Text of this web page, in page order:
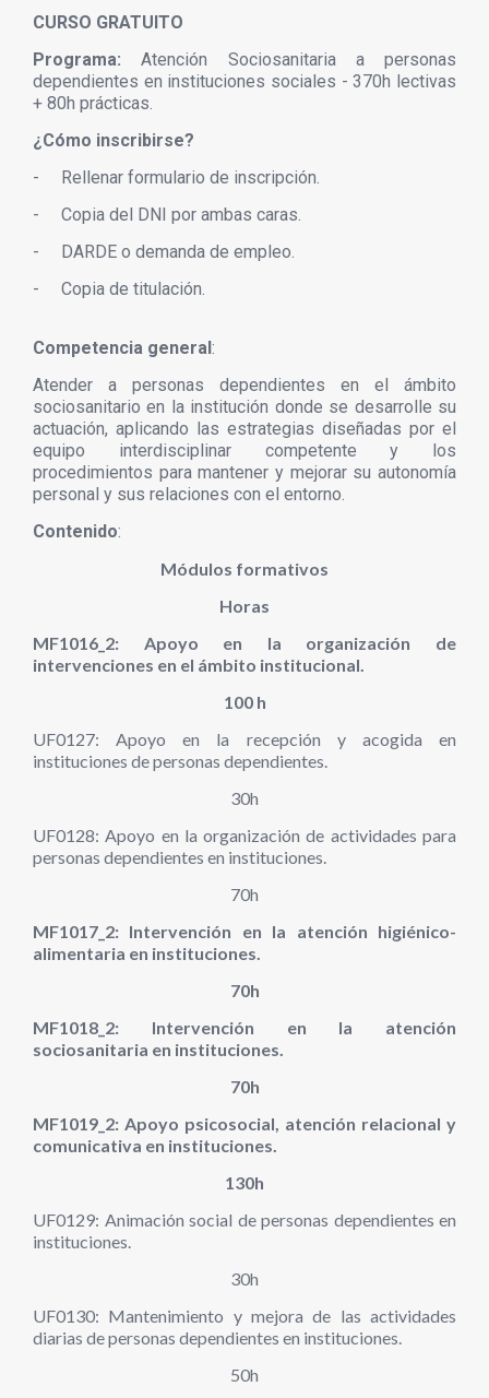
CURSO GRATUITO
Programa:Atención Sociosanitaria a personas
dependientes en instituciones sociales - 370h lectivas
+ 80h prácticas.
¿Cómo inscribirse?
-
Rellenar formulario de inscripción.
-
Copia del DNI por ambas caras.
-
DARDE o demanda de empleo.
-
Copia de titulación.
Competencia general:
Atender a personas dependientes en el ámbito
sociosanitario en la institución donde se desarrolle su
actuación, aplicando las estrategias diseñadas por el
equipo interdisciplinar competente y los
procedimientos para mantener y mejorar su autonomía
personal y sus relaciones con el entorno.
Contenido:
Módulos formativos
Horas
MF1016_2: Apoyo en la organización de
intervenciones en el ámbito institucional.
100 h
UF0127: Apoyo en la recepción y acogida en
instituciones de personas dependientes.
30h
UF0128: Apoyo en la organización de actividades para
personas dependientes en instituciones.
70h
MF1017_2: Intervención en la atención higiénico-
alimentaria en instituciones.
70h
MF1018_2: Intervención en la atención
sociosanitaria en instituciones.
70h
MF1019_2: Apoyo psicosocial, atención relacional y
comunicativa en instituciones.
130h
UF0129: Animación social de personas dependientes en
instituciones.
30h
UF0130: Mantenimiento y mejora de las actividades
diarias de personas dependientes en instituciones.
50h